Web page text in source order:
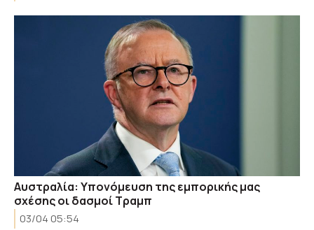
Αυστραλία: Υπονόμευση της εμπορικής μας
σχέσης οι δασμοί Τραμπ
03/04 05:54